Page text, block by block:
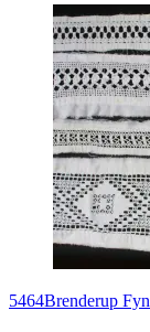
5464Brenderup Fyn